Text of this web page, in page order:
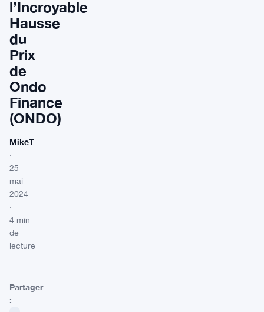
l’Incroyable
Hausse
du
Prix
de
Ondo
Finance
(ONDO)
MikeT
·
25
mai
2024
·
4 min
de
lecture
Partager
: